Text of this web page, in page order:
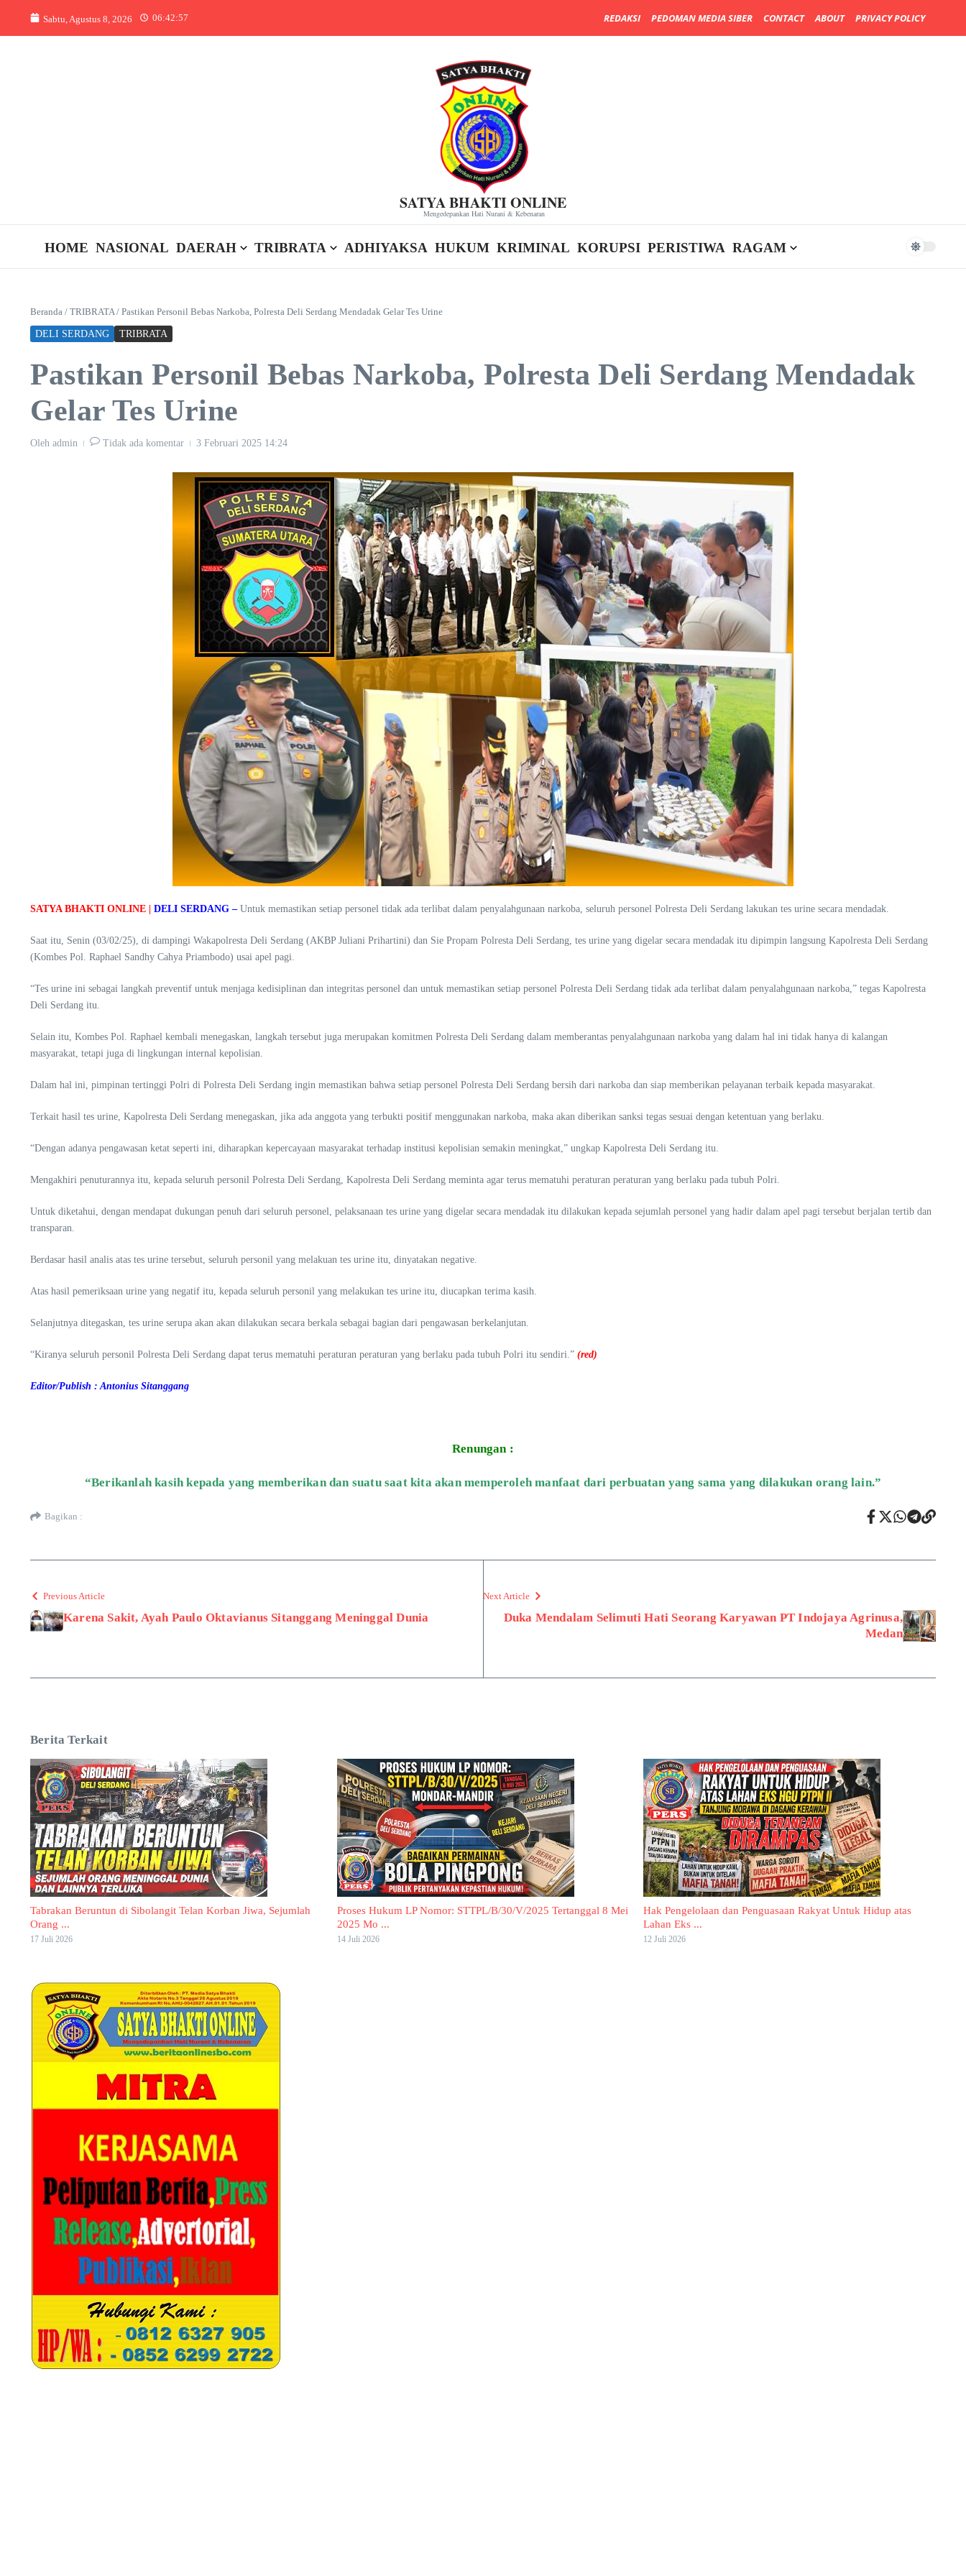
Sabtu, Agustus 8, 2026
06:42:57 REDAKSI PEDOMAN MEDIA SIBER CONTACT ABOUT PRIVACY POLICY
SATYA BHAKTI ONLINE
Mengedepankan Hati Nurani & Kebenaran
HOME NASIONAL DAERAH TRIBRATA ADHIYAKSA HUKUM KRIMINAL KORUPSI PERISTIWA RAGAM
Beranda / TRIBRATA / Pastikan Personil Bebas Narkoba, Polresta Deli Serdang Mendadak Gelar Tes Urine
DELI SERDANG TRIBRATA
Pastikan Personil Bebas Narkoba, Polresta Deli Serdang Mendadak
Gelar Tes Urine
Oleh admin Tidak ada komentar 3 Februari 2025 14:24
SATYA BHAKTI ONLINE | DELI SERDANG – Untuk memastikan setiap personel tidak ada terlibat dalam penyalahgunaan narkoba, seluruh personel Polresta Deli Serdang lakukan tes urine secara mendadak.
Saat itu, Senin (03/02/25), di dampingi Wakapolresta Deli Serdang (AKBP Juliani Prihartini) dan Sie Propam Polresta Deli Serdang, tes urine yang digelar secara mendadak itu dipimpin langsung Kapolresta Deli Serdang
(Kombes Pol. Raphael Sandhy Cahya Priambodo) usai apel pagi.
“Tes urine ini sebagai langkah preventif untuk menjaga kedisiplinan dan integritas personel dan untuk memastikan setiap personel Polresta Deli Serdang tidak ada terlibat dalam penyalahgunaan narkoba,” tegas Kapolresta
Deli Serdang itu.
Selain itu, Kombes Pol. Raphael kembali menegaskan, langkah tersebut juga merupakan komitmen Polresta Deli Serdang dalam memberantas penyalahgunaan narkoba yang dalam hal ini tidak hanya di kalangan
masyarakat, tetapi juga di lingkungan internal kepolisian.
Dalam hal ini, pimpinan tertinggi Polri di Polresta Deli Serdang ingin memastikan bahwa setiap personel Polresta Deli Serdang bersih dari narkoba dan siap memberikan pelayanan terbaik kepada masyarakat.
Terkait hasil tes urine, Kapolresta Deli Serdang menegaskan, jika ada anggota yang terbukti positif menggunakan narkoba, maka akan diberikan sanksi tegas sesuai dengan ketentuan yang berlaku.
“Dengan adanya pengawasan ketat seperti ini, diharapkan kepercayaan masyarakat terhadap institusi kepolisian semakin meningkat,” ungkap Kapolresta Deli Serdang itu.
Mengakhiri penuturannya itu, kepada seluruh personil Polresta Deli Serdang, Kapolresta Deli Serdang meminta agar terus mematuhi peraturan peraturan yang berlaku pada tubuh Polri.
Untuk diketahui, dengan mendapat dukungan penuh dari seluruh personel, pelaksanaan tes urine yang digelar secara mendadak itu dilakukan kepada sejumlah personel yang hadir dalam apel pagi tersebut berjalan tertib dan
transparan.
Berdasar hasil analis atas tes urine tersebut, seluruh personil yang melakuan tes urine itu, dinyatakan negative.
Atas hasil pemeriksaan urine yang negatif itu, kepada seluruh personil yang melakukan tes urine itu, diucapkan terima kasih.
Selanjutnya ditegaskan, tes urine serupa akan akan dilakukan secara berkala sebagai bagian dari pengawasan berkelanjutan.
“Kiranya seluruh personil Polresta Deli Serdang dapat terus mematuhi peraturan peraturan yang berlaku pada tubuh Polri itu sendiri.” (red)
Editor/Publish : Antonius Sitanggang
Renungan :
“Berikanlah kasih kepada yang memberikan dan suatu saat kita akan memperoleh manfaat dari perbuatan yang sama yang dilakukan orang lain.”
Bagikan :
Previous Article
Karena Sakit, Ayah Paulo Oktavianus Sitanggang Meninggal Dunia
Next Article
Duka Mendalam Selimuti Hati Seorang Karyawan PT Indojaya Agrinusa,
Medan
Berita Terkait
Tabrakan Beruntun di Sibolangit Telan Korban Jiwa, Sejumlah
Orang ...
17 Juli 2026
Proses Hukum LP Nomor: STTPL/B/30/V/2025 Tertanggal 8 Mei
2025 Mo ...
14 Juli 2026
Hak Pengelolaan dan Penguasaan Rakyat Untuk Hidup atas
Lahan Eks ...
12 Juli 2026